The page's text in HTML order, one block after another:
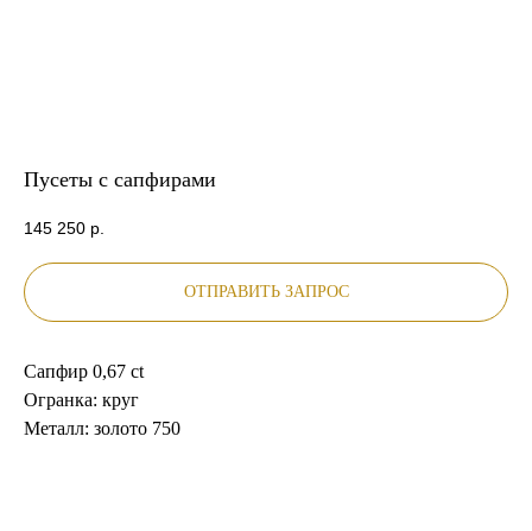
Пусеты с сапфирами
145 250 р.
ОТПРАВИТЬ ЗАПРОС
Сапфир 0,67 ct
Огранка: круг
Металл: золото 750